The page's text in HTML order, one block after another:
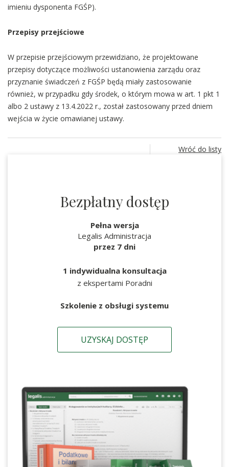
imieniu dysponenta FGŚP).
Przepisy przejściowe
W przepisie przejściowym przewidziano, że projektowane
przepisy dotyczące możliwości ustanowienia zarządu oraz
przyznanie świadczeń z FGŚP będą miały zastosowanie
również, w przypadku gdy środek, o którym mowa w art. 1 pkt 1
albo 2 ustawy z 13.4.2022 r., został zastosowany przed dniem
wejścia w życie omawianej ustawy.
Wróć do listy
Bezpłatny dostęp
Pełna wersja
Legalis Administracja
przez 7 dni
1 indywidualna konsultacja
z ekspertami Poradni
Szkolenie z obsługi systemu
UZYSKAJ DOSTĘP